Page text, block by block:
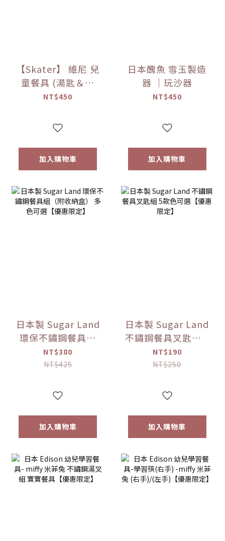
【Skater】 維尼 兒
童餐具 (湯匙＆叉
子)
NT$450
加入購物車
日本醜魚 雪玉製造
器 ｜玩沙器
NT$450
加入購物車
日本製 Sugar Land
環保不鏽鋼餐具組
（附收納盒） 多色
可選【優惠限定】
NT$380
NT$425
加入購物車
日本製 Sugar Land
不鏽鋼餐具叉匙組 5
款色可選【優惠限
定】
NT$190
NT$250
加入購物車